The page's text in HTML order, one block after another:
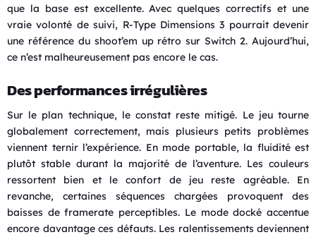
que la base est excellente. Avec quelques correctifs et une
vraie volonté de suivi, R-Type Dimensions 3 pourrait devenir
une référence du shoot’em up rétro sur Switch 2. Aujourd’hui,
ce n’est malheureusement pas encore le cas.
Des performances irrégulières
Sur le plan technique, le constat reste mitigé. Le jeu tourne
globalement correctement, mais plusieurs petits problèmes
viennent ternir l’expérience. En mode portable, la fluidité est
plutôt stable durant la majorité de l’aventure. Les couleurs
ressortent bien et le confort de jeu reste agréable. En
revanche, certaines séquences chargées provoquent des
baisses de framerate perceptibles. Le mode docké accentue
encore davantage ces défauts. Les ralentissements deviennent